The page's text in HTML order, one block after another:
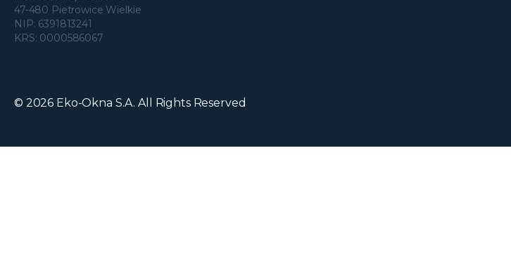
47-480 Pietrowice Wielkie
NIP: 6391813241
KRS: 0000586067
© 2026 Eko-Okna S.A. All Rights Reserved